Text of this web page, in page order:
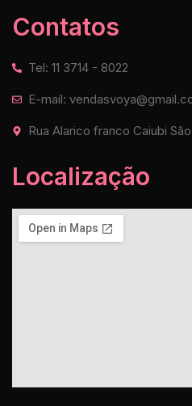
Contatos
Tel: 11 3714 - 8022
E-mail:
Rua Alarico franco Caiubi
Localização